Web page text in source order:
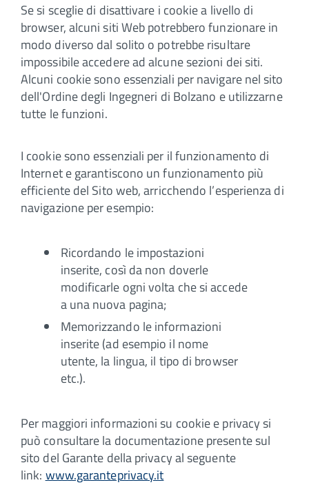
Se si sceglie di disattivare i cookie a livello di
browser, alcuni siti Web potrebbero funzionare in
modo diverso dal solito o potrebbe risultare
impossibile accedere ad alcune sezioni dei siti.
Alcuni cookie sono essenziali per navigare nel sito
dell'Ordine degli Ingegneri di Bolzano e utilizzarne
tutte le funzioni.
I cookie sono essenziali per il funzionamento di
Internet e garantiscono un funzionamento più
efficiente del Sito web, arricchendo l’esperienza di
navigazione per esempio:
Ricordando le impostazioni
inserite, così da non doverle
modificarle ogni volta che si accede
a una nuova pagina;
Memorizzando le informazioni
inserite (ad esempio il nome
utente, la lingua, il tipo di browser
etc.).
Per maggiori informazioni su cookie e privacy si
può consultare la documentazione presente sul
sito del Garante della privacy al seguente
link: www.garanteprivacy.it